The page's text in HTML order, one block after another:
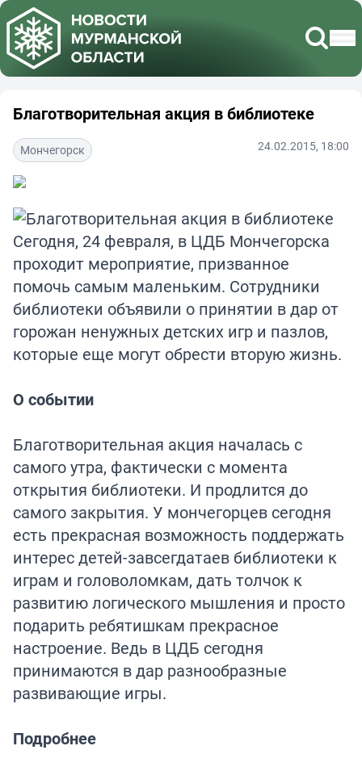
Благотворительная акция в библиотеке
Мончегорск 24.02.2015, 18:00
Сегодня, 24 февраля, в ЦДБ Мончегорска
проходит мероприятие, призванное
помочь самым маленьким. Сотрудники
библиотеки объявили о принятии в дар от
горожан ненужных детских игр и пазлов,
которые еще могут обрести вторую жизнь.
О событии
Благотворительная акция началась с
самого утра, фактически с момента
открытия библиотеки. И продлится до
самого закрытия. У мончегорцев сегодня
есть прекрасная возможность поддержать
интерес детей-завсегдатаев библиотеки к
играм и головоломкам, дать толчок к
развитию логического мышления и просто
подарить ребятишкам прекрасное
настроение. Ведь в ЦДБ сегодня
принимаются в дар разнообразные
развивающие игры.
Подробнее